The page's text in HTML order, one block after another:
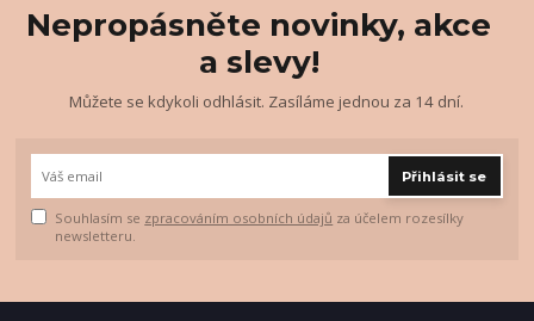
Nepropásněte novinky, akce
a slevy!
Můžete se kdykoli odhlásit. Zasíláme jednou za 14 dní.
Přihlásit se
Souhlasím se zpracováním osobních údajů za účelem rozesílky
newsletteru.